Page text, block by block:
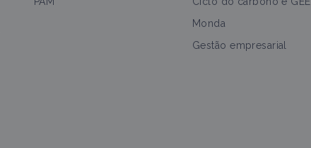
Portal temático
Monda
Gestão empresarial